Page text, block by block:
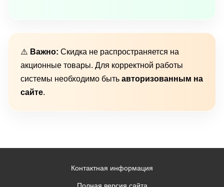
⚠️ Важно: Скидка не распространяется на
акционные товары. Для корректной работы
системы необходимо быть авторизованным на
сайте.
Контактная информация
Полная версия сайта